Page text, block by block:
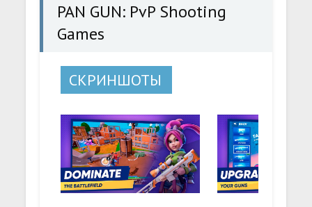
PAN GUN: PvP Shooting
Games
СКРИНШОТЫ